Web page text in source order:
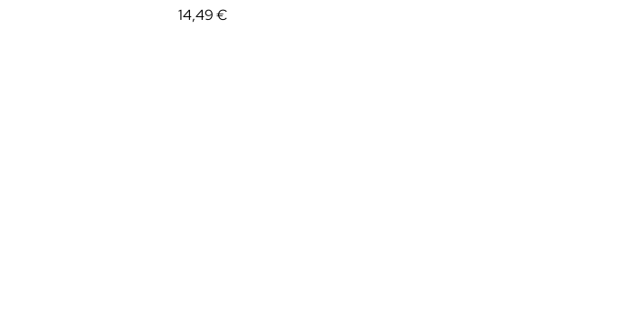
14,49 €